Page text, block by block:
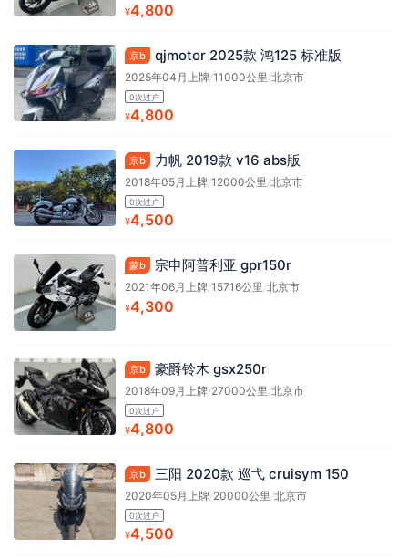
¥4,800
京b qjmotor 2025款 鸿125 标准版
2025年04月上牌/11000公里/北京市
0次过户
¥4,800
京b 力帆 2019款 v16 abs版
2018年05月上牌/12000公里/北京市
0次过户
¥4,500
蒙b 宗申阿普利亚 gpr150r
2021年06月上牌/15716公里/北京市
¥4,300
京b 豪爵铃木 gsx250r
2018年09月上牌/27000公里/北京市
0次过户
¥4,800
京b 三阳 2020款 巡弋 cruisym 150
2020年05月上牌/20000公里/北京市
0次过户
¥4,500